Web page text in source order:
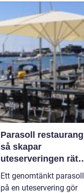
passar stilen i dag och
bär med sig historien.
N&au...
Parasoll restaurang
så skapar
uteserveringen rätt
känsla året runt
Ett genomtänkt parasoll
på en uteservering gör